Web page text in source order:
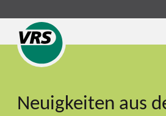
Neuigkeiten aus